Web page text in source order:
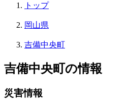
トップ
岡山県
吉備中央町
吉備中央町の情報
災害情報